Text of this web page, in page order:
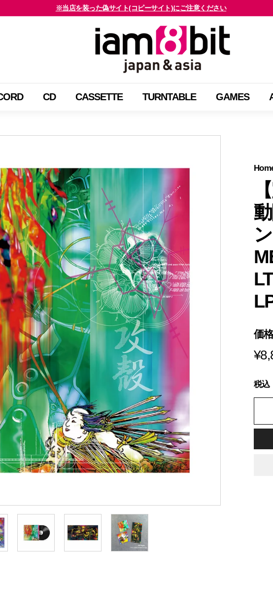
ラ
ド
ョ
止
※当店を装った偽サイト(コピーサイト)にご注意ください
海外のお客様はご確認ください
i
a
m
8
b
i
a
&
a
s
i
a
CD CASSETTE TURNTABLE GAMES
価
税込